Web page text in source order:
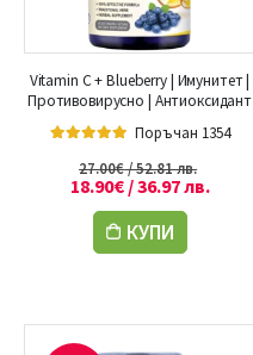
Vitamin C + Blueberry | Имунитет |
Противовирусно | Антиоксидант
Поръчан 1354
27.00€/ 52.81 лв.
18.90€/ 36.97 лв.
КУПИ